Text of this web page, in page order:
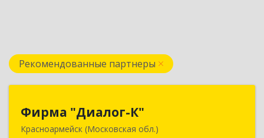
Рекомендованные партнеры
Фирма "Диалог-К"
Красноармейск (Московская обл.)
141292, Московская обл, Красноармейск г,